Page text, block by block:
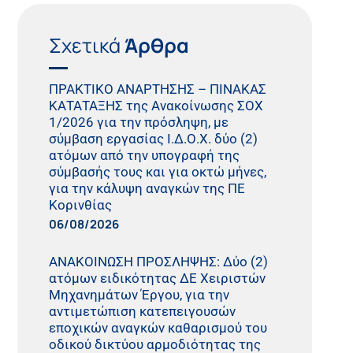
Σχετικά Άρθρα
ΠΡΑΚΤΙΚO ΑΝΑΡΤΗΣΗΣ – ΠΙΝΑΚΑΣ
ΚΑΤΑΤΑΞΗΣ της Ανακοίνωσης ΣΟΧ
1/2026 για την πρόσληψη, με
σύμβαση εργασίας Ι.Δ.Ο.Χ. δύο (2)
ατόμων από την υπογραφή της
σύμβασής τους και για οκτώ μήνες,
για την κάλυψη αναγκών της ΠΕ
Κορινθίας
06/08/2026
ΑΝΑΚΟΙΝΩΣΗ ΠΡΟΣΛΗΨΗΣ: Δύο (2)
ατόμων ειδικότητας ΔΕ Χειριστών
Μηχανημάτων Έργου, για την
αντιμετώπιση κατεπειγουσών
εποχικών αναγκών καθαρισμού του
οδικού δικτύου αρμοδιότητας της